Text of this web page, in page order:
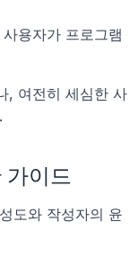
용자가 프로그램
, 여전히 세심한 사
가이드
도와 작성자의 윤